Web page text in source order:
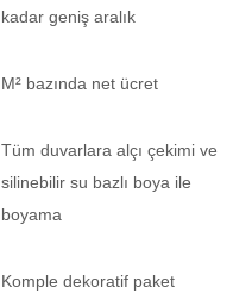
kadar geniş aralık
M² bazında net ücret
Tüm duvarlara alçı çekimi ve
silinebilir su bazlı boya ile
boyama
Komple dekoratif paket